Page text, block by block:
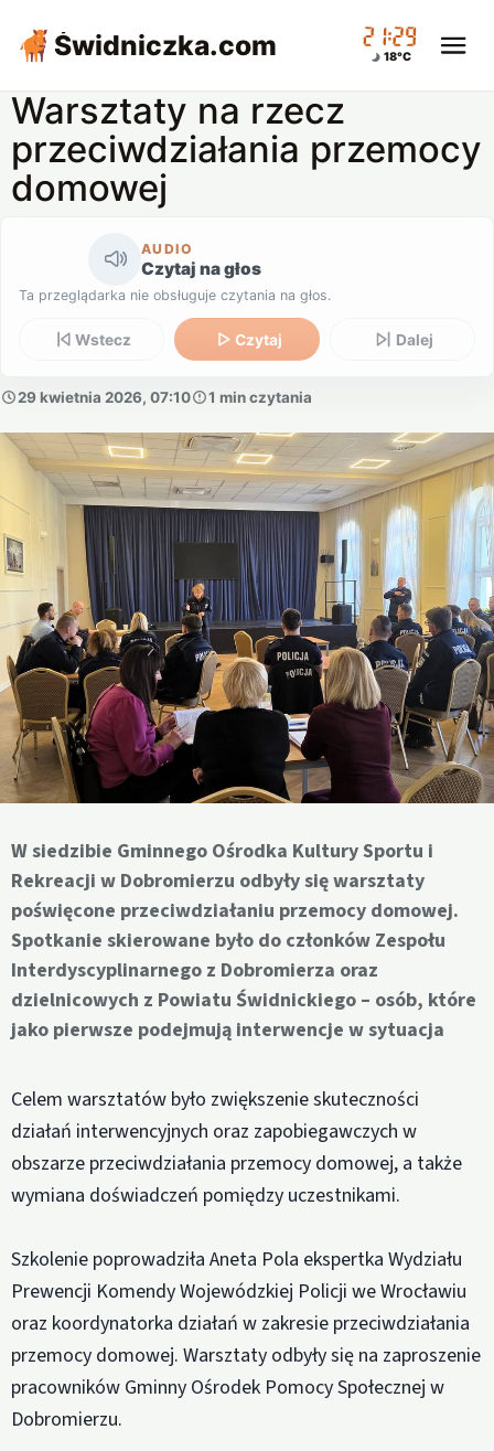
Świdniczka.com 21:29
18°C
Warsztaty na rzecz
przeciwdziałania przemocy
domowej
AUDIO
Czytaj na głos
Ta przeglądarka nie obsługuje czytania na głos.
Wstecz Czytaj Dalej
29 kwietnia 2026, 07:10 1 min czytania
W siedzibie Gminnego Ośrodka Kultury Sportu i
Rekreacji w Dobromierzu odbyły się warsztaty
poświęcone przeciwdziałaniu przemocy domowej.
Spotkanie skierowane było do członków Zespołu
Interdyscyplinarnego z Dobromierza oraz
dzielnicowych z Powiatu Świdnickiego – osób, które
jako pierwsze podejmują interwencje w sytuacja
Celem warsztatów było zwiększenie skuteczności
działań interwencyjnych oraz zapobiegawczych w
obszarze przeciwdziałania przemocy domowej, a także
wymiana doświadczeń pomiędzy uczestnikami.
Szkolenie poprowadziła Aneta Pola ekspertka Wydziału
Prewencji Komendy Wojewódzkiej Policji we Wrocławiu
oraz koordynatorka działań w zakresie przeciwdziałania
przemocy domowej. Warsztaty odbyły się na zaproszenie
pracowników Gminny Ośrodek Pomocy Społecznej w
Dobromierzu.